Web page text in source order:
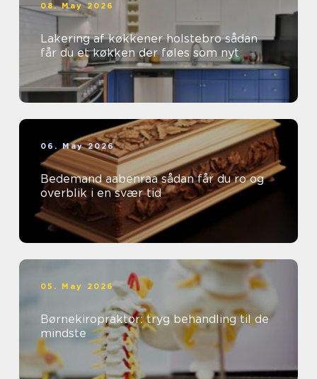
08. May 2026
Lakering af køkkener holstebro sådan
får du et køkken der føles som nyt
06. May 2026
Bedemand aabenraa sådan får du ro og
overblik i en svær tid
05. May 2026
Børnekiropraktor: tryg behandling til de
mindste